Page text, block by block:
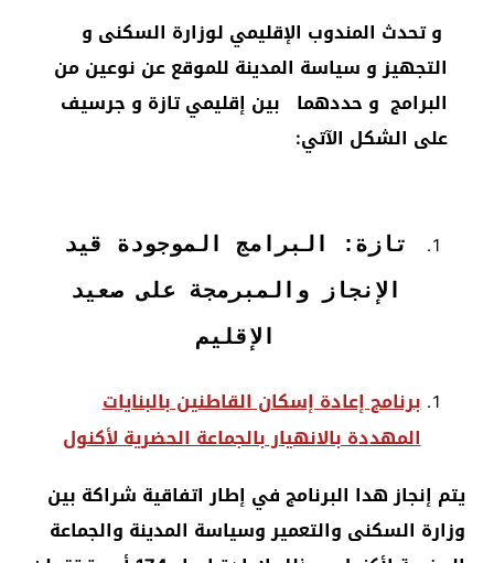
و تحدث المندوب الإقليمي لوزارة السكنى و
التجهيز و سياسة المدينة للموقع عن نوعين من
البرامج و حددهما بين إقليمي تازة و جرسيف
على الشكل الآتي:
تازة: البرامج الموجودة قيد
الإنجاز والمبرمجة على صعيد
الإقليم
برنامج إعادة إسكان القاطنين بالبنايات
المهددة بالانهيار بالجماعة الحضرية لأكنول
يتم إنجاز هدا البرنامج في إطار اتفاقية شراكة بين
وزارة السكنى والتعمير وسياسة المدينة والجماعة